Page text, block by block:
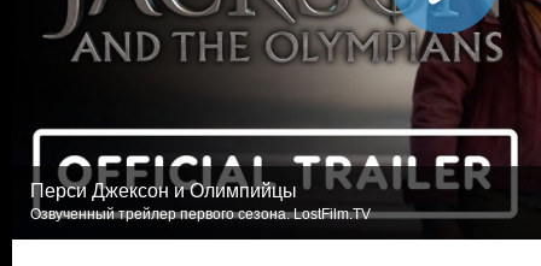
Перси Джексон и Олимпийцы
Озвученный трейлер первого сезона. LostFilm.TV